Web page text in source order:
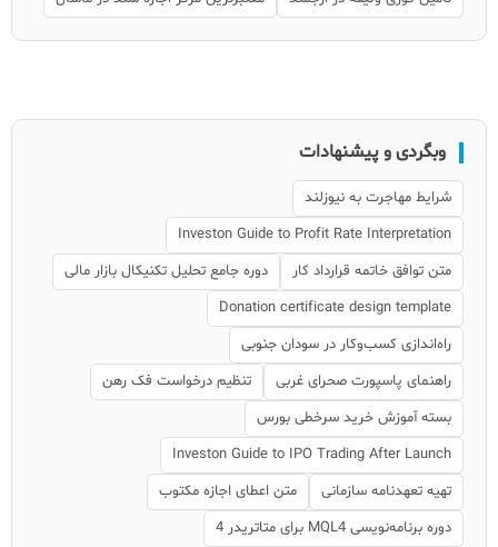
وبگردی و پیشنهادات
شرایط مهاجرت به نیوزلند
Investon Guide to Profit Rate Interpretation
متن توافق خاتمه قرارداد کار
دوره جامع تحلیل تکنیکال بازار مالی
Donation certificate design template
راه‌اندازی کسب‌وکار در سودان جنوبی
راهنمای پاسپورت صحرای غربی
تنظیم درخواست فک رهن
بسته آموزش خرید سرخطی بورس
Investon Guide to IPO Trading After Launch
تهیه تعهدنامه سازمانی
متن اعطای اجازه مکتوب
دوره برنامه‌نویسی MQL4 برای متاتریدر 4